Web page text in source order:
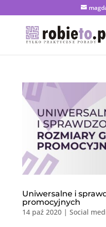
Uniwersalne i
promocyjnych
14 paź 2020| Social